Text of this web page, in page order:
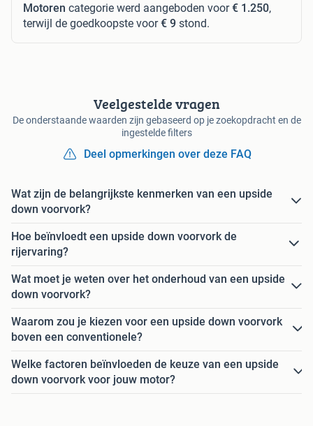
Motoren categorie werd aangeboden voor€ 1.250,
terwijl de goedkoopste voor€ 9 stond.
Veelgestelde vragen
De onderstaande waarden zijn gebaseerd op je zoekopdracht en de
ingestelde filters
Deel opmerkingen over deze FAQ
Wat zijn de belangrijkste kenmerken van een upside
down voorvork?
Hoe beïnvloedt een upside down voorvork de
rijervaring?
Wat moet je weten over het onderhoud van een upside
down voorvork?
Waarom zou je kiezen voor een upside down voorvork
boven een conventionele?
Welke factoren beïnvloeden de keuze van een upside
down voorvork voor jouw motor?